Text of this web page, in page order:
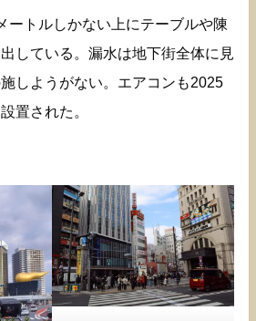
ートルしかない上にテーブルや陳
している。漏水は地下街全体に見
しようがない。エアコンも2025
置された。